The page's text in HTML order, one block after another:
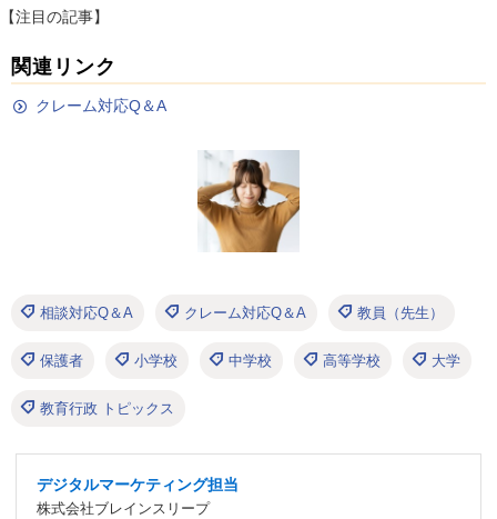
【注目の記事】
関連リンク
クレーム対応Q＆A
相談対応Q＆A クレーム対応Q＆A 教員（先生）
保護者 小学校 中学校 高等学校 大学
教育行政 トピックス
デジタルマーケティング担当
株式会社ブレインスリープ